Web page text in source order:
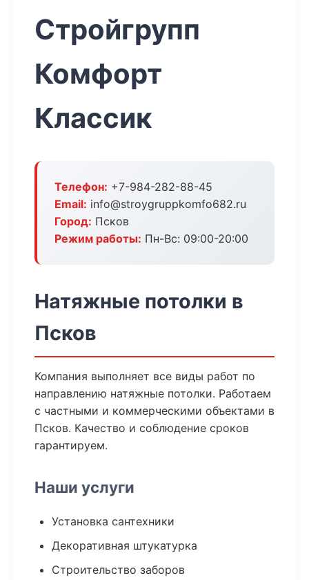
Стройгрупп
Комфорт
Классик
Телефон: +7-984-282-88-45
Email: info@stroygruppkomfo682.ru
Город: Псков
Режим работы: Пн-Вс: 09:00-20:00
Натяжные потолки в
Псков
Компания выполняет все виды работ по
направлению натяжные потолки. Работаем
с частными и коммерческими объектами в
Псков. Качество и соблюдение сроков
гарантируем.
Наши услуги
Установка сантехники
Декоративная штукатурка
Строительство заборов